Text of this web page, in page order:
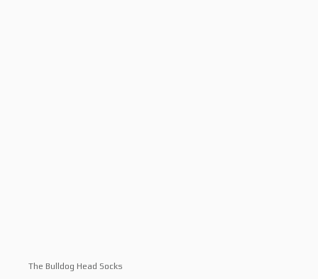
The Bulldog Head Socks